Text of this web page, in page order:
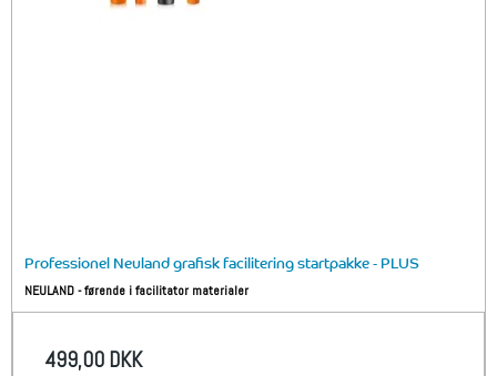
Professionel Neuland grafisk facilitering startpakke - PLUS
NEULAND - førende i facilitator materialer
499,00 DKK